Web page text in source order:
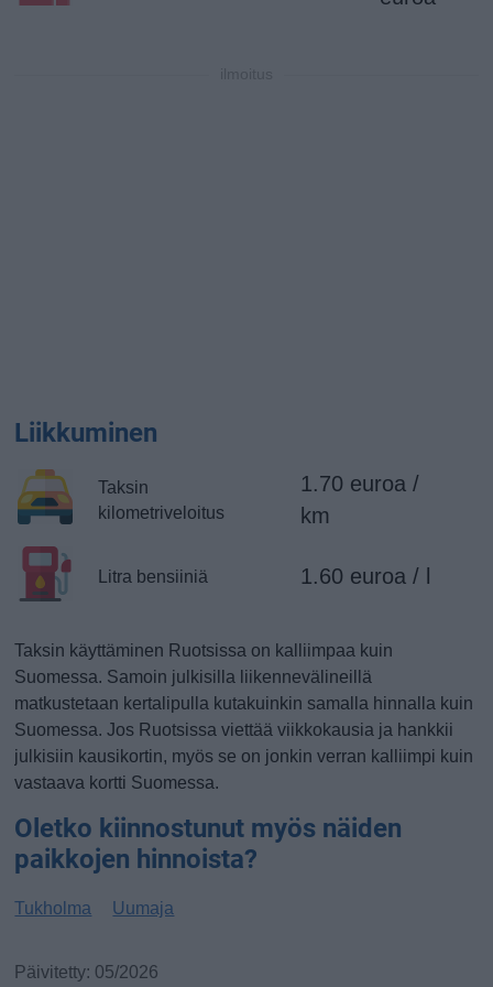
Liikkuminen
Taksin
kilometriveloitus
1.70 euroa /
km
Litra bensiiniä 1.60 euroa / l
Taksin käyttäminen Ruotsissa on kalliimpaa kuin
Suomessa. Samoin julkisilla liikennevälineillä
matkustetaan kertalipulla kutakuinkin samalla hinnalla kuin
Suomessa. Jos Ruotsissa viettää viikkokausia ja hankkii
julkisiin kausikortin, myös se on jonkin verran kalliimpi kuin
vastaava kortti Suomessa.
Oletko kiinnostunut myös näiden
paikkojen hinnoista?
Tukholma Uumaja
Päivitetty: 05/2026